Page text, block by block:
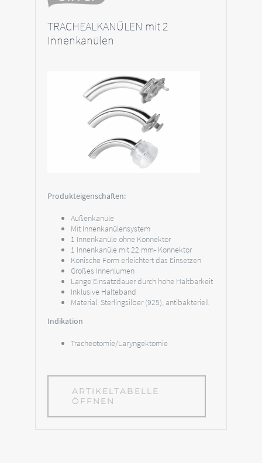
TRACHEALKANÜLEN mit 2
Innenkanülen
Produkteigenschaften:
Außenkanüle
Mit Innenkanülensystem
1 Innenkanüle ohne Konnektor
1 Innenkanüle mit 22 mm- Konnektor
Konische Form erleichtert das Einsetzen
Großes Innenlumen
Lange Einsatzdauer durch hohe Haltbarkeit
Inklusive Halteband
Material: Sterlingsilber (925), antibakteriell
Indikation
Tracheotomie/Laryngektomie
ARTIKELTABELLE
ÖFFNEN